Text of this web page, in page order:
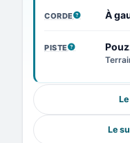
CORDE
, VOIR LA DÉFINITION
À
PISTE
, VOIR LA DÉFINITION
Le